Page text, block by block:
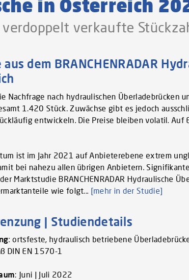
in Österreich
verkaufte
aus dem BRANCHENRADAR
Nachfrage nach hydraulischen Überladebrücken
1.420 Stück. Zuwächse gibt es jedoch
entwickeln. Die Preise bleiben volatil. Auf
ist im Jahr 2021 auf Anbieterebene extrem
bei nahezu allen übrigen Anbietern.
Marktstudie BRANCHENRADAR Hydraulische
wie folgt... [mehr in der Studie]
| Studiendetails
: ortsfeste, hydraulisch betriebene
DIN EN 1570-1
: Juni | Juli 2022